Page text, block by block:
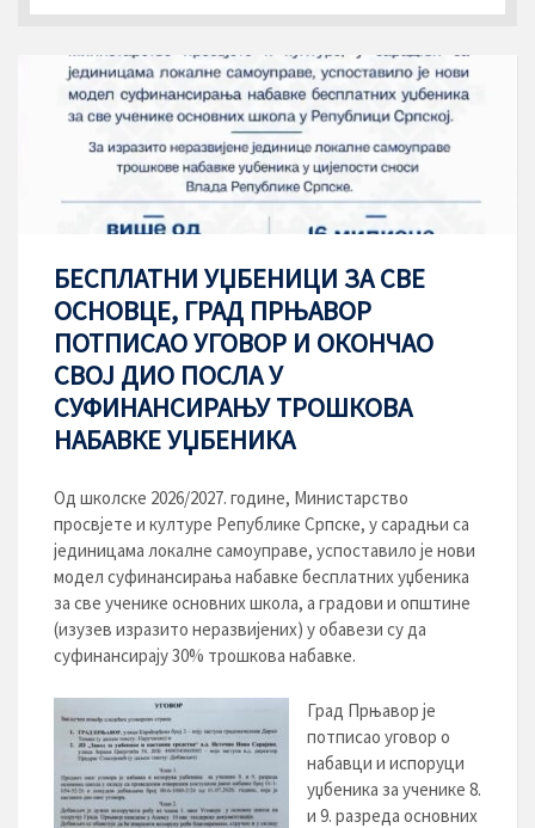
БЕСПЛАТНИ УЏБЕНИЦИ ЗА СВЕ
ОСНОВЦЕ, ГРАД ПРЊАВОР
ПОТПИСАО УГОВОР И ОКОНЧАО
СВОЈ ДИО ПОСЛА У
СУФИНАНСИРАЊУ ТРОШКОВА
НАБАВКЕ УЏБЕНИКА
Од школске 2026/2027. године, Министарство
просвјете и културе Републике Српске, у сарадњи са
јединицама локалне самоуправе, успоставило је нови
модел суфинансирања набавке бесплатних уџбеника
за све ученике основних школа, а градови и општине
(изузев изразито неразвијених) у обавези су да
суфинансирају 30% трошкова набавке.
Град Прњавор је
потписао уговор о
набавци и испоруци
уџбеника за ученике 8.
и 9. разреда основних